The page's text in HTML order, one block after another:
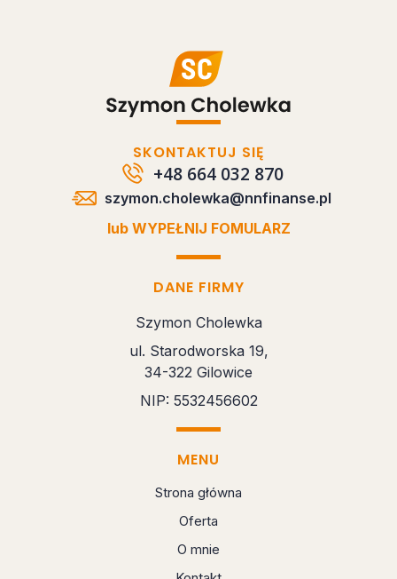
DANE FIRMY
Szymon Cholewka
ul. Starodworska 19,
34-322 Gilowice
NIP: 5532456602
MENU
Strona główna
Oferta
O mnie
SKONTAKTUJ SIĘ
+48 664 032 870
szymon.cholewka@nnfinanse.pl
lub WYPEŁNIJ FOMULARZ